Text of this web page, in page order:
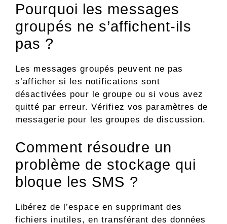
Pourquoi les messages
groupés ne s’affichent-ils
pas ?
Les messages groupés peuvent ne pas
s’afficher si les notifications sont
désactivées pour le groupe ou si vous avez
quitté par erreur. Vérifiez vos paramètres de
messagerie pour les groupes de discussion.
Comment résoudre un
problème de stockage qui
bloque les SMS ?
Libérez de l’espace en supprimant des
fichiers inutiles, en transférant des données